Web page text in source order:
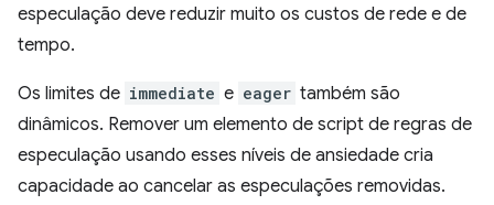
especulação deve reduzir muito os custos de rede e de
tempo.
Os limites de immediate e eager também são
dinâmicos. Remover um elemento de script de regras de
especulação usando esses níveis de ansiedade cria
capacidade ao cancelar as especulações removidas.